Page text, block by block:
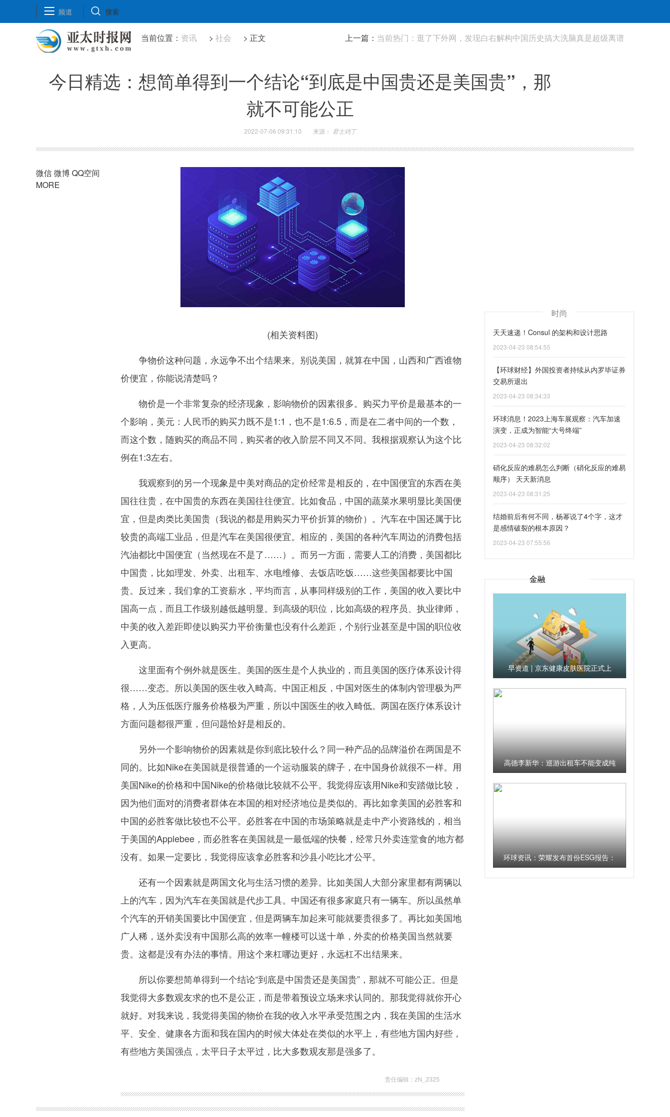
频道 搜索
上一篇： 当前热门：逛了下外网，发现白右解构中国历史搞大洗脑真是超级离谱
当前位置： 资讯 >社会 > 正文
今日精选：想简单得到一个结论“到底是中国贵还是美国贵”，那
就不可能公正
2022-07-06 09:31:10 来源： 君士鸡丁
微信微博QQ空间
MORE
(相关资料图)
争物价这种问题，永远争不出个结果来。别说美国，就算在中国，山西和广西谁物
价便宜，你能说清楚吗？
物价是一个非常复杂的经济现象，影响物价的因素很多。购买力平价是最基本的一
个影响，美元：人民币的购买力既不是1:1，也不是1:6.5，而是在二者中间的一个数，
而这个数，随购买的商品不同，购买者的收入阶层不同又不同。我根据观察认为这个比
例在1:3左右。
我观察到的另一个现象是中美对商品的定价经常是相反的，在中国便宜的东西在美
国往往贵，在中国贵的东西在美国往往便宜。比如食品，中国的蔬菜水果明显比美国便
宜，但是肉类比美国贵（我说的都是用购买力平价折算的物价）。汽车在中国还属于比
较贵的高端工业品，但是汽车在美国很便宜。相应的，美国的各种汽车周边的消费包括
汽油都比中国便宜（当然现在不是了……）。而另一方面，需要人工的消费，美国都比
中国贵，比如理发、外卖、出租车、水电维修、去饭店吃饭……这些美国都要比中国
贵。反过来，我们拿的工资薪水，平均而言，从事同样级别的工作，美国的收入要比中
国高一点，而且工作级别越低越明显。到高级的职位，比如高级的程序员、执业律师，
中美的收入差距即使以购买力平价衡量也没有什么差距，个别行业甚至是中国的职位收
入更高。
这里面有个例外就是医生。美国的医生是个人执业的，而且美国的医疗体系设计得
很……变态。所以美国的医生收入畸高。中国正相反，中国对医生的体制内管理极为严
格，人为压低医疗服务价格极为严重，所以中国医生的收入畸低。两国在医疗体系设计
方面问题都很严重，但问题恰好是相反的。
另外一个影响物价的因素就是你到底比较什么？同一种产品的品牌溢价在两国是不
同的。比如Nike在美国就是很普通的一个运动服装的牌子，在中国身价就很不一样。用
美国Nike的价格和中国Nike的价格做比较就不公平。我觉得应该用Nike和安踏做比较，
因为他们面对的消费者群体在本国的相对经济地位是类似的。再比如拿美国的必胜客和
中国的必胜客做比较也不公平。必胜客在中国的市场策略就是走中产小资路线的，相当
于美国的Applebee，而必胜客在美国就是一最低端的快餐，经常只外卖连堂食的地方都
没有。如果一定要比，我觉得应该拿必胜客和沙县小吃比才公平。
还有一个因素就是两国文化与生活习惯的差异。比如美国人大部分家里都有两辆以
上的汽车，因为汽车在美国就是代步工具。中国还有很多家庭只有一辆车。所以虽然单
个汽车的开销美国要比中国便宜，但是两辆车加起来可能就要贵很多了。再比如美国地
广人稀，送外卖没有中国那么高的效率一幢楼可以送十单，外卖的价格美国当然就要
贵。这都是没有办法的事情。用这个来杠哪边更好，永远杠不出结果来。
所以你要想简单得到一个结论“到底是中国贵还是美国贵”，那就不可能公正。但是
我觉得大多数观友求的也不是公正，而是带着预设立场来求认同的。那我觉得就你开心
就好。对我来说，我觉得美国的物价在我的收入水平承受范围之内，我在美国的生活水
平、安全、健康各方面和我在国内的时候大体处在类似的水平上，有些地方国内好些，
有些地方美国强点，太平日子太平过，比大多数观友那是强多了。
责任编辑：zN_2325
时尚
天天速递！Consul 的架构和设计思路
2023-04-23 08:54:55
【环球财经】外国投资者持续从内罗毕证券
交易所退出
2023-04-23 08:34:33
环球消息！2023上海车展观察：汽车加速
演变，正成为智能“大号终端”
2023-04-23 08:32:02
硝化反应的难易怎么判断（硝化反应的难易
顺序） 天天新消息
2023-04-23 08:31:25
结婚前后有何不同，杨幂说了4个字，这才
是感情破裂的根本原因？
2023-04-23 07:55:56
金融
早资道 | 京东健康皮肤医院正式上
高德李新华：巡游出租车不能变成纯
环球资讯：荣耀发布首份ESG报告：